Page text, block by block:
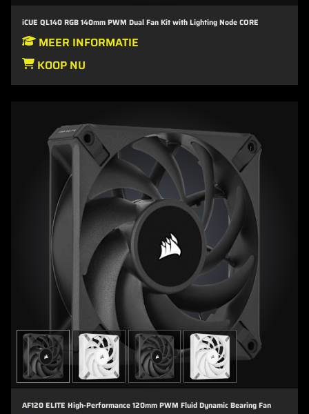
iCUE QL140 RGB 140mm PWM Dual Fan Kit with Lighting Node CORE
MEER INFORMATIE
KOOP NU
AF120 ELITE High-Performance 120mm PWM Fluid Dynamic Bearing Fan